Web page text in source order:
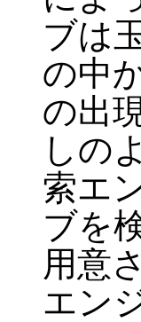
ブは
の中
の出
しの
索エ
ブを
用意
エン